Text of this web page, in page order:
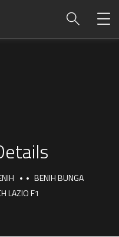
BENIH BUNGA
LAZIO F1